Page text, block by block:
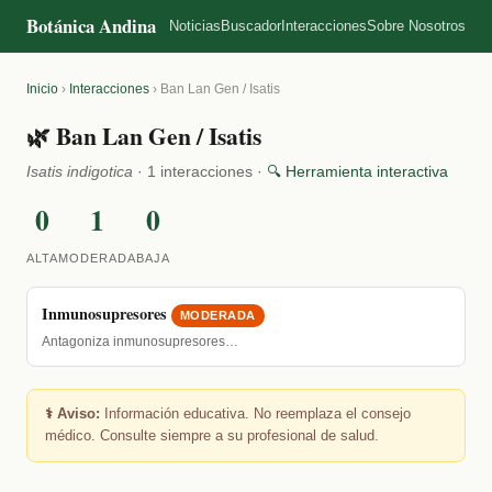
Botánica Andina Noticias Buscador InteraccionesSobre Nosotros
Inicio › Interacciones › Ban Lan Gen / Isatis
🌿 Ban Lan Gen / Isatis
Isatis indigotica · 1 interacciones · 🔍 Herramienta interactiva
0
ALTA
1
MODERADA
0
BAJA
Inmunosupresores MODERADA
Antagoniza inmunosupresores…
⚕️ Aviso: Información educativa. No reemplaza el consejo
médico. Consulte siempre a su profesional de salud.